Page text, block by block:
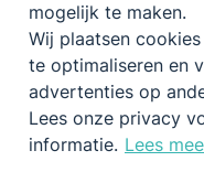
mogelijk te maken.
Wij plaatsen
te optimaliseren en
advertenties op
Lees onze privacy
informatie. Lees